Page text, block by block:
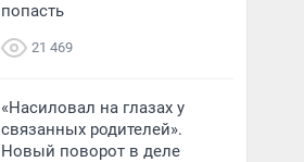
попасть
21 469
«Насиловал на глазах у
связанных родителей».
Новый поворот в деле